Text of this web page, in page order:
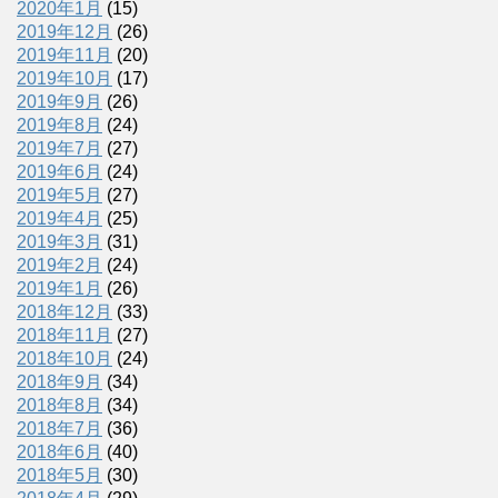
2020年1月 (15)
2019年12月 (26)
2019年11月 (20)
2019年10月 (17)
2019年9月 (26)
2019年8月 (24)
2019年7月 (27)
2019年6月 (24)
2019年5月 (27)
2019年4月 (25)
2019年3月 (31)
2019年2月 (24)
2019年1月 (26)
2018年12月 (33)
2018年11月 (27)
2018年10月 (24)
2018年9月 (34)
2018年8月 (34)
2018年7月 (36)
2018年6月 (40)
2018年5月 (30)